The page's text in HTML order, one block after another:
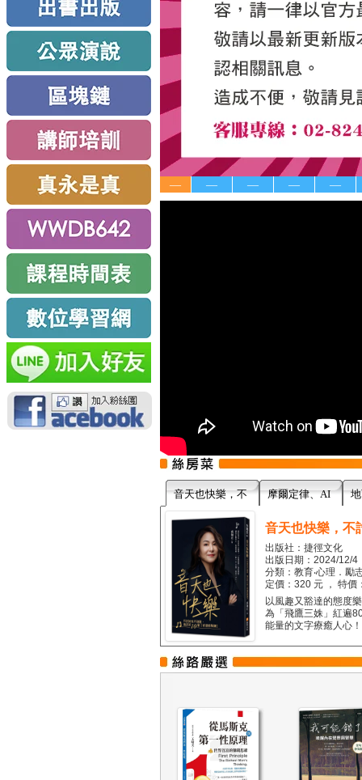
— — — — —
音天也快樂，不 摩爾定律、AI
音天也快樂，不
出版社：捷徑文化
出版日期：2024/12/4
分類：教育‧心理．勵
定價：320 元 ， 特價
以風趣又豁達的態度
為「飛鷹三姝」紅遍
能量的文字療癒人心